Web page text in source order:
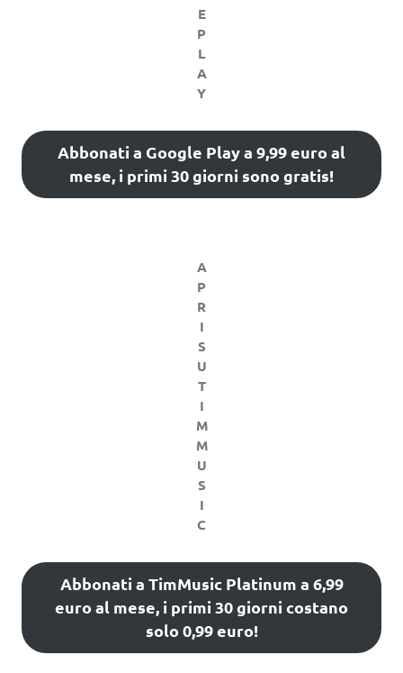
E
P
L
A
Y
Abbonati a Google Play a 9,99 euro al
mese, i primi 30 giorni sono gratis!
A
P
R
I
S
U
T
I
M
M
U
S
I
C
Abbonati a TimMusic Platinum a 6,99
euro al mese, i primi 30 giorni costano
solo 0,99 euro!